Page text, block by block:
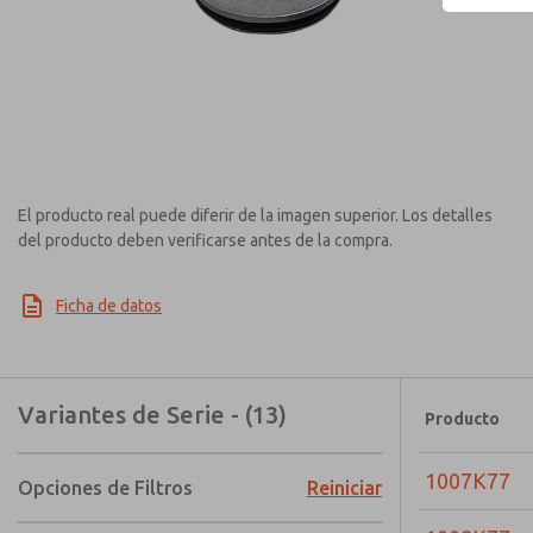
El producto real puede diferir de la imagen superior. Los detalles
del producto deben verificarse antes de la compra.
Ficha de datos
Variantes de Serie - (13)
Opciones de Filtros Reiniciar
Producto
1007K77